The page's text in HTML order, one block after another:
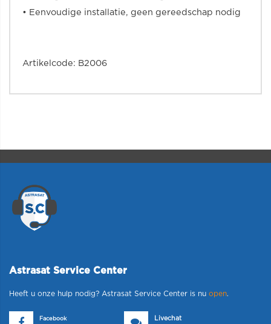
• Eenvoudige installatie, geen gereedschap nodig
Artikelcode: B2006
Astrasat Service Center
Heeft u onze hulp nodig? Astrasat Service Center is nu open.
Facebook
Livechat